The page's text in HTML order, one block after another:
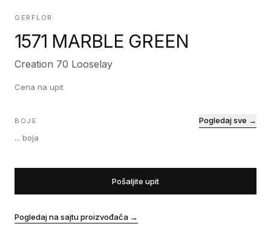
GERFLOR
1571 MARBLE GREEN
Creation 70 Looselay
Cena na upit
BOJE
... boja
Pogledaj sve →
Pošaljite upit
Pogledaj na sajtu proizvođača →